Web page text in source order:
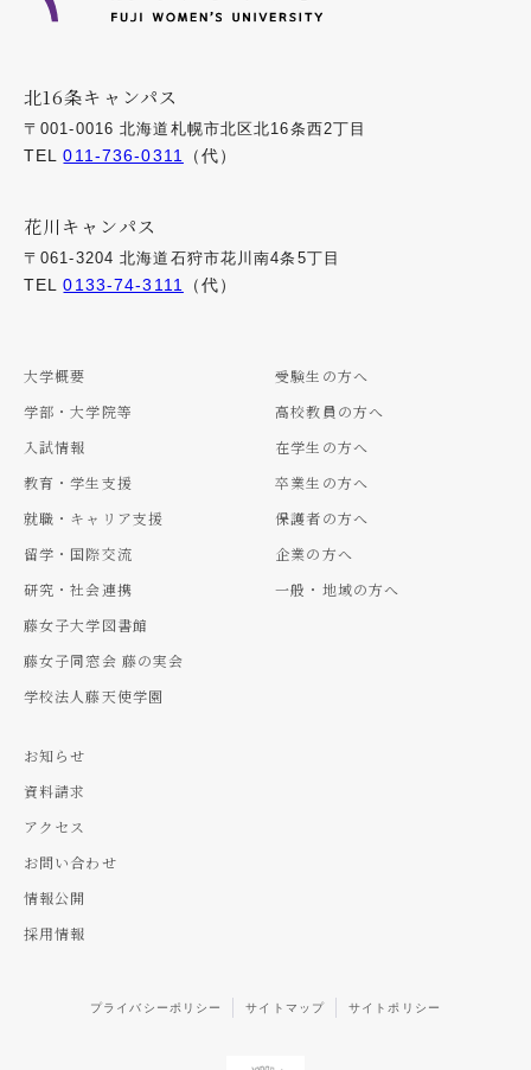
北16条キャンパス
〒001-0016 北海道札幌市北区北16条西2丁目
TEL011-736-0311 （代）
花川キャンパス
〒061-3204 北海道石狩市花川南4条5丁目
TEL0133-74-3111 （代）
大学概要
学部・大学院等
入試情報
教育・学生支援
就職・キャリア支援
留学・国際交流
研究・社会連携
藤女子大学図書館
藤女子同窓会 藤の実会
学校法人藤天使学園
受験生の方へ
高校教員の方へ
在学生の方へ
卒業生の方へ
保護者の方へ
企業の方へ
一般・地域の方へ
お知らせ
資料請求
アクセス
お問い合わせ
情報公開
採用情報
プライバシーポリシー サイトマップ サイトポリシー